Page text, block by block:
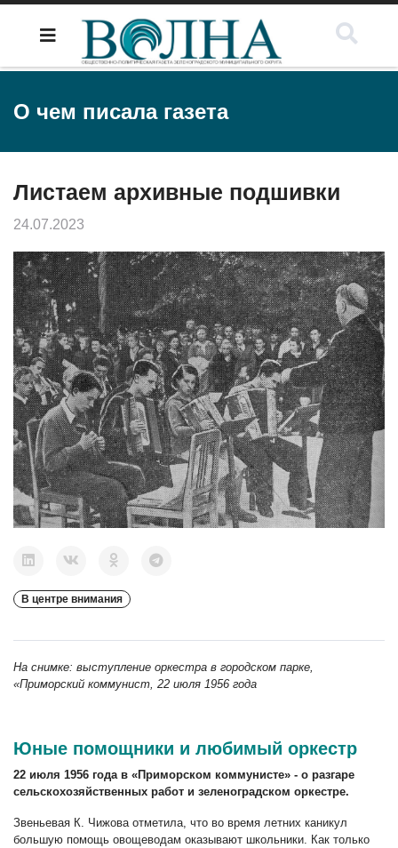
О чем писала газета
Листаем архивные подшивки
24.07.2023
В центре внимания
На снимке: выступление оркестра в городском парке,
«Приморский коммунист, 22 июля 1956 года
Юные помощники и любимый оркестр
22 июля 1956 года в «Приморском коммунисте» - о разгаре
сельскохозяйственных работ и зеленоградском оркестре.
Звеньевая К. Чижова отметила, что во время летних каникул
большую помощь овощеводам оказывают школьники. Как только